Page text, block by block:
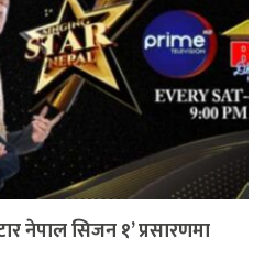
नेपाल सिजन १’ प्रसारणमा